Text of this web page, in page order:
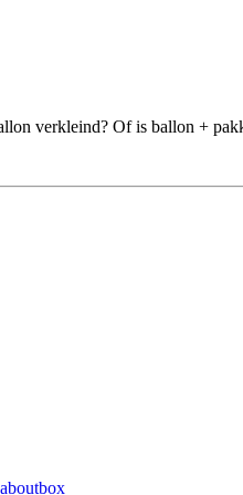
verkleind? Of is ballon +